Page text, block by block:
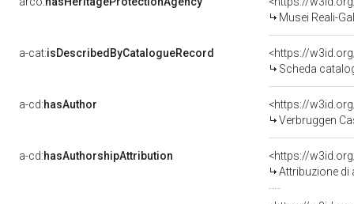
Musei Reali-
a-cat:isDescribedByCatalogueRecord
<https://
Scheda
a-cd:hasAuthor
<https://
Verbruggen
a-cd:hasAuthorshipAttribution
<https://
Attribuzione di